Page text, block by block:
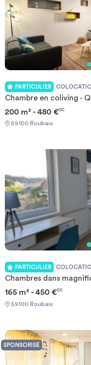
PARTICULIER
Chambre en coliving -
200 m² - 480 €CC
59100 Roubaix
PARTICULIER
Chambres dans
165 m² - 450 €CC
59100 Roubaix
SPONSORISÉ